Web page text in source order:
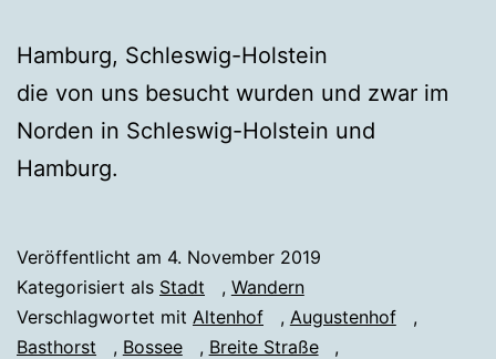
Hamburg, Schleswig-Holstein
die von uns besucht wurden und zwar im
Norden in Schleswig-Holstein und
Hamburg.
Veröffentlicht am 4. November 2019
Kategorisiert als Stadt , Wandern
Verschlagwortet mit Altenhof , Augustenhof
,
Basthorst
, Bossee , Breite Straße
,